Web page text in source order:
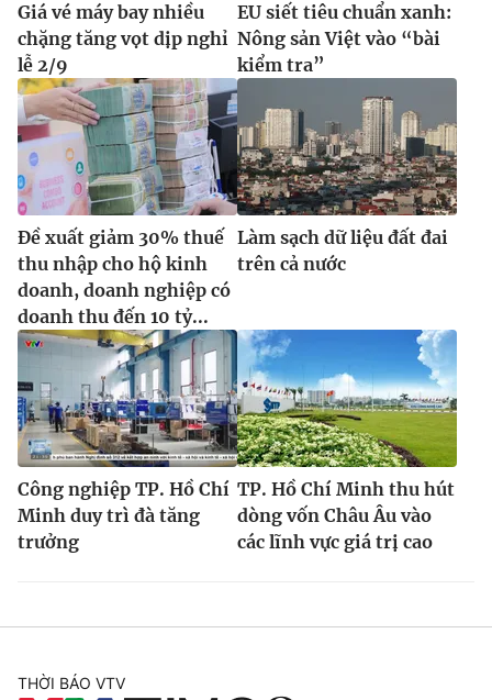
Giá vé máy bay nhiều
chặng tăng vọt dịp nghỉ
lễ 2/9
EU siết tiêu chuẩn xanh:
Nông sản Việt vào “bài
kiểm tra”
Đề xuất giảm 30% thuế
thu nhập cho hộ kinh
doanh, doanh nghiệp có
doanh thu đến 10 tỷ...
Làm sạch dữ liệu đất đai
trên cả nước
Công nghiệp TP. Hồ Chí
Minh duy trì đà tăng
trưởng
TP. Hồ Chí Minh thu hút
dòng vốn Châu Âu vào
các lĩnh vực giá trị cao
THỜI BÁO VTV